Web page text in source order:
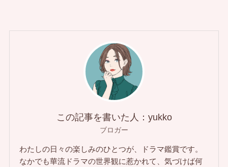
この記事を書いた人：yukko
ブロガー
わたしの日々の楽しみのひとつが、ドラマ鑑賞です。
なかでも華流ドラマの世界観に惹かれて、気づけば何